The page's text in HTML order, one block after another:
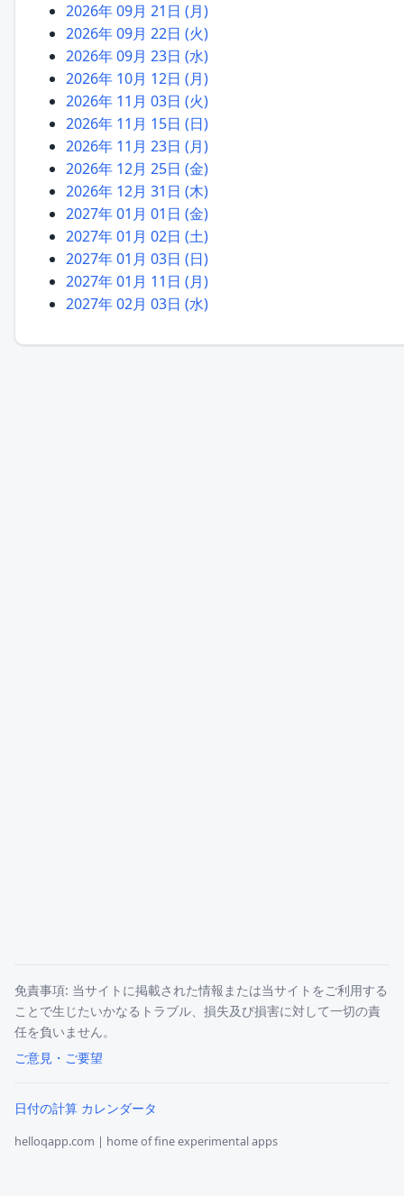
2026年 09月 21日 (月)
2026年 09月 22日 (火)
2026年 09月 23日 (水)
2026年 10月 12日 (月)
2026年 11月 03日 (火)
2026年 11月 15日 (日)
2026年 11月 23日 (月)
2026年 12月 25日 (金)
2026年 12月 31日 (木)
2027年 01月 01日 (金)
2027年 01月 02日 (土)
2027年 01月 03日 (日)
2027年 01月 11日 (月)
2027年 02月 03日 (水)
免責事項: 当サイトに掲載された情報または当サイトをご利用する
ことで生じたいかなるトラブル、損失及び損害に対して一切の責
任を負いません。
ご意見・ご要望
日付の計算 カレンダータ
helloqapp.com | home of fine experimental apps